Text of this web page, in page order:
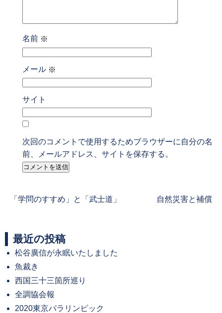
名前 ※
メール ※
サイト
次回のコメントで使用するためブラウザーに自分の名
前、メールアドレス、サイトを保存する。
Previous
「学問のすすめ」と「武士道」
Next
自然災害と補償
最近の投稿
松谷廣信が永眠いたしました
魚裁き
西国三十三箇所巡り
全調協会報
2020東京パラリンピック